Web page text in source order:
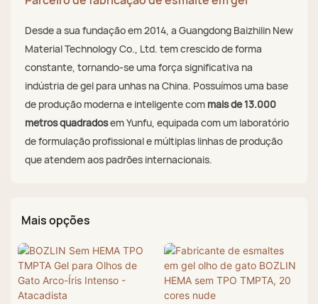
Desde a sua fundação em 2014, a Guangdong Baizhilin New
Material Technology Co., Ltd. tem crescido de forma
constante, tornando-se uma força significativa na
indústria de gel para unhas na China. Possuímos uma base
de produção moderna e inteligente com mais de 13.000
metros quadradosem Yunfu, equipada com um laboratório
de formulação profissional e múltiplas linhas de produção
que atendem aos padrões internacionais.
Mais opções